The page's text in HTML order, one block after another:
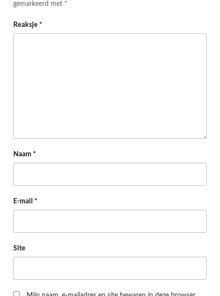
gemarkeerd met *
Reaksje *
Naam *
E-mail *
Site